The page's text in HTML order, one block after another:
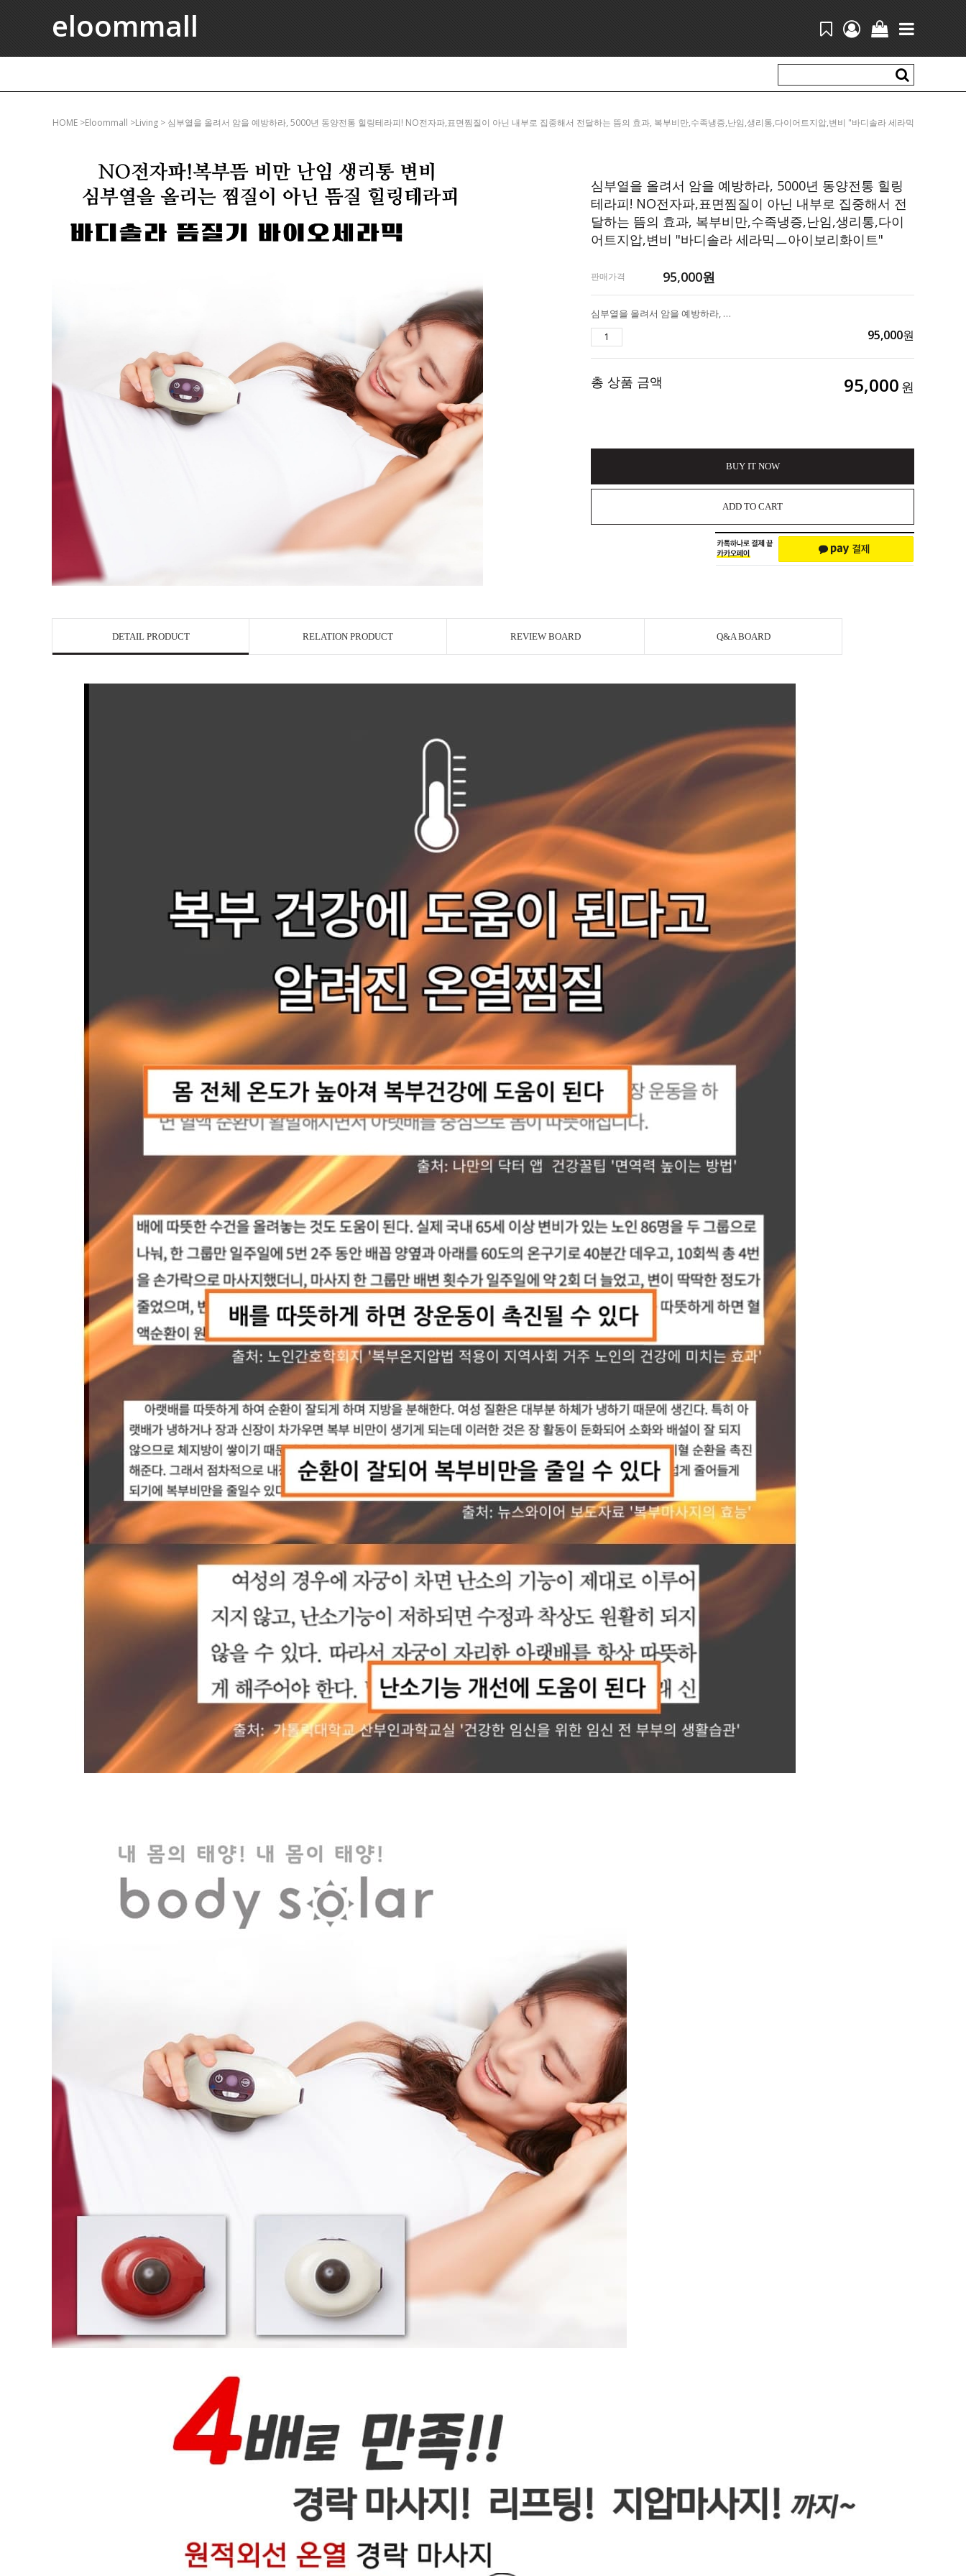
eloommall
HOME >eloommall >living > 심부열을 올려서 암을 예방하라, 5000년 동양전통 힐링테라피! NO전자파,표면찜질이 아닌 내부로 집중해서 전달하는 뜸의 효과, 복부비만,수족냉증,난임,생리통,다이어트지압,변비 "바디솔라 세라믹
심부열을 올려서 암을 예방하라, 5000년 동양전통 힐링
테라피! NO전자파,표면찜질이 아닌 내부로 집중해서 전
달하는 뜸의 효과, 복부비만,수족냉증,난임,생리통,다이
어트지압,변비 "바디솔라 세라믹ㅡ아이보리화이트"
판매가격 95,000원
심부열을 올려서 암을 예방하라, 5000년 동양전통 힐링테라피! NO전자파,표면찜질이 아닌 내부로 집중해서 전달하는 뜸의 효과, 복부비만,수족냉증,난임,생리통,다이어트지압,변비 "바디솔라 세라믹ㅡ아이보리화이트"
95,000원
총 상품 금액 95,000 원
BUY IT NOW
ADD TO CART
DETAIL PRODUCT RELATION PRODUCT REVIEW BOARD Q&A BOARD